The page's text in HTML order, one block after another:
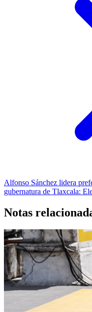
Alfonso Sánchez lidera
gubernatura de Tlaxcala:
Notas